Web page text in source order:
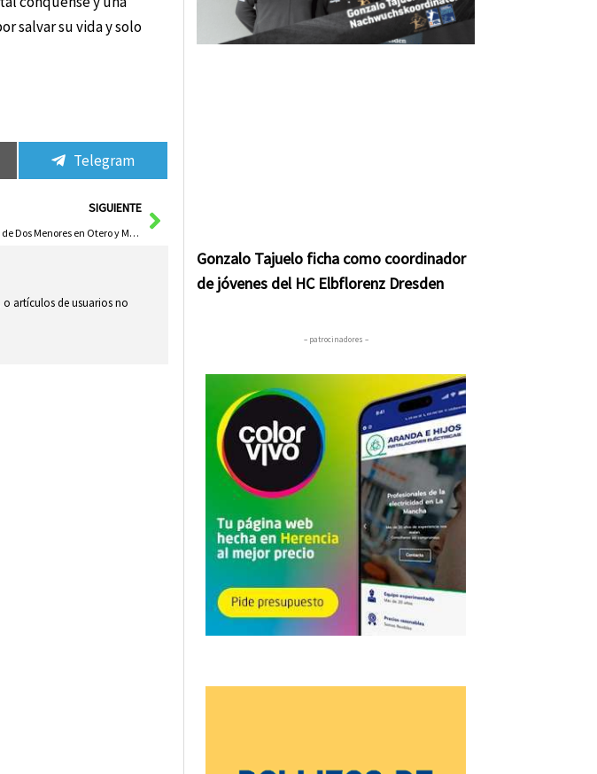
salvar su vida y solo
Telegram
SIGUIENTE
Gobierno de CLM Condena Trágicos Asesinatos de Dos Menores en Otero y Mocejón
Siguiente
artículos de usuarios no
Gonzalo Tajuelo ficha como coordinador
de jóvenes del HC Elbflorenz Dresden
– patrocinadores –